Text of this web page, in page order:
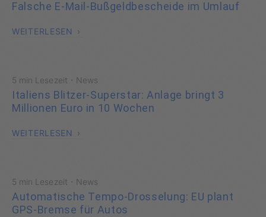
Falsche E-Mail-Bußgeldbescheide im Umlauf
WEITERLESEN
5 min Lesezeit · News
Italiens Blitzer-Superstar: Anlage bringt 3
Millionen Euro in 10 Wochen
WEITERLESEN
5 min Lesezeit · News
Automatische Tempo-Drosselung: EU plant
GPS-Bremse für Autos